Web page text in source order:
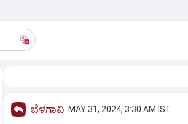
ಬೆಳಗಾವಿ MAY 31, 2024, 3:30 AM IST